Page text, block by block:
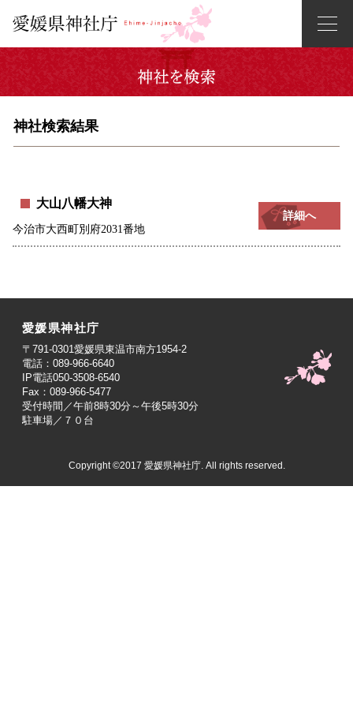
神社検索結果
大山八幡大神
今治市大西町別府2031番地
詳細へ
愛媛県神社庁
〒791-0301愛媛県東温市南方1954-2
電話：089-966-6640
IP電話050-3508-6540
Fax：089-966-5477
受付時間／午前8時30分～午後5時30分
駐車場／７０台
Copyright ©2017 愛媛県神社庁. All rights reserved.